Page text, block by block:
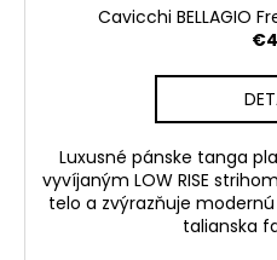
Cavicchi BELLAGIO
Luxusné pánske tanga
vyvíjaným LOW RISE
telo a zvýrazňuje
talianska